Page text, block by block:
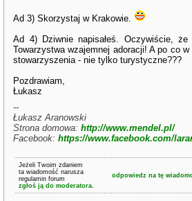
Ad 3) Skorzystaj w Krakowie.
Ad 4) Dziwnie napisałeś. Oczywiście,
Towarzystwa wzajemnej adoracji! A po co
stowarzyszenia - nie tylko turystyczne???
Pozdrawiam,
Łukasz
--
Łukasz Aranowski
Strona domowa:http://www.mendel.pl/
Facebook:https://www.facebook.com/
Jeżeli Twoim zdaniem
ta wiadomość narusza
regulamin forum
zgłoś ją do moderatora.
odpowiedz na tę